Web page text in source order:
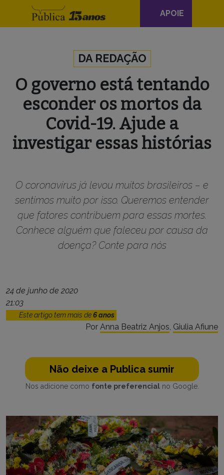
Navegação
principal
APOIE
DA REDAÇÃO
O governo está tentando
esconder os mortos da
Covid-19. Ajude a
investigar essas histórias
O coronavírus já levou muitos brasileiros – e
sentimos muito por isso. Queremos entender
que fatores contribuem para essas mortes.
Conhece alguém que faleceu por causa da
doença? Conte para nós
24 de junho de 2020
21:03
Este artigo tem mais de6 anos
Por Anna Beatriz Anjos, Giulia Afiune
Não deixe a Publica sumir
Nos adicione como fonte preferencialno Google.